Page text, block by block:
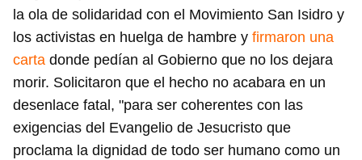
la ola de solidaridad con el Movimiento San Isidro y
los activistas en huelga de hambre y firmaron una
carta donde pedían al Gobierno que no los dejara
morir. Solicitaron que el hecho no acabara en un
desenlace fatal, "para ser coherentes con las
exigencias del Evangelio de Jesucristo que
proclama la dignidad de todo ser humano como un